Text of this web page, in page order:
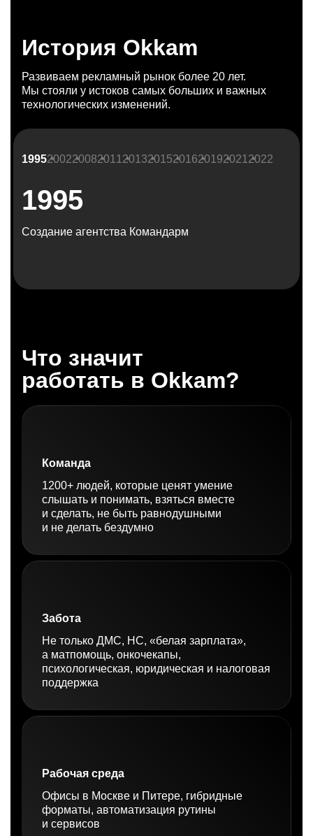
История Okkam
Развиваем рекламный рынок более 20 лет.
Мы стояли у истоков самых больших и важных
технологических изменений.
1995200220082011 20132015201620192021 2022
1995
Создание агентства Командарм
Что значит
работать в Okkam?
Команда
1200+ людей, которые ценят умение
слышать и понимать, взяться вместе
и сделать, не быть равнодушными
и не делать бездумно
Забота
Не только ДМС, НС, «белая зарплата»,
а матпомощь, онкочекапы,
психологическая, юридическая и налоговая
поддержка
Рабочая среда
Офисы в Москве и Питере, гибридные
форматы, автоматизация рутины
и сервисов